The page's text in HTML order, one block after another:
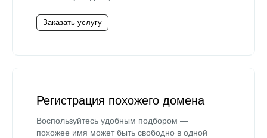
Заказать услугу
Регистрация похожего домена
Воспользуйтесь удобным подбором —
похожее имя может быть свободно в одной